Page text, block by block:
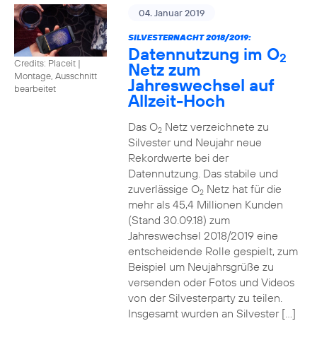
Credits: Placeit |
Montage, Ausschnitt
bearbeitet
04. Januar 2019
SILVESTERNACHT 2018/2019:
Datennutzung im O2
Netz zum
Jahreswechsel auf
Allzeit-Hoch
Das O2Netz verzeichnete zu
Silvester und Neujahr neue
Rekordwerte bei der
Datennutzung. Das stabile und
zuverlässige O2Netz hat für die
mehr als 45,4 Millionen Kunden
(Stand 30.09.18) zum
Jahreswechsel 2018/2019 eine
entscheidende Rolle gespielt, zum
Beispiel um Neujahrsgrüße zu
versenden oder Fotos und Videos
von der Silvesterparty zu teilen.
Insgesamt wurden an Silvester […]